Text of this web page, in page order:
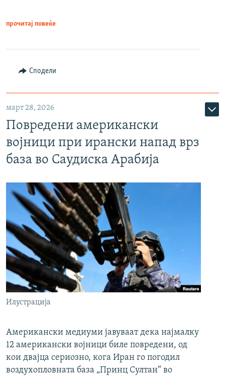
прочитај повеќе
Сподели
март 28, 2026
Повредени американски
војници при ирански напад врз
база во Саудиска Арабија
Илустрација
Американски медиуми јавуваат дека најмалку
12 американски војници биле повредени, од
кои двајца сериозно, кога Иран го погодил
воздухопловната база „Принц Султан“ во